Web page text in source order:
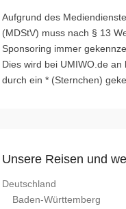
Aufgrund des
(MDStV) muss nach § 13
Sponsoring immer
Dies wird bei UMIWO.de an
durch ein * (Sternchen)
Unsere Reisen und
Deutschland
Baden-Württemberg